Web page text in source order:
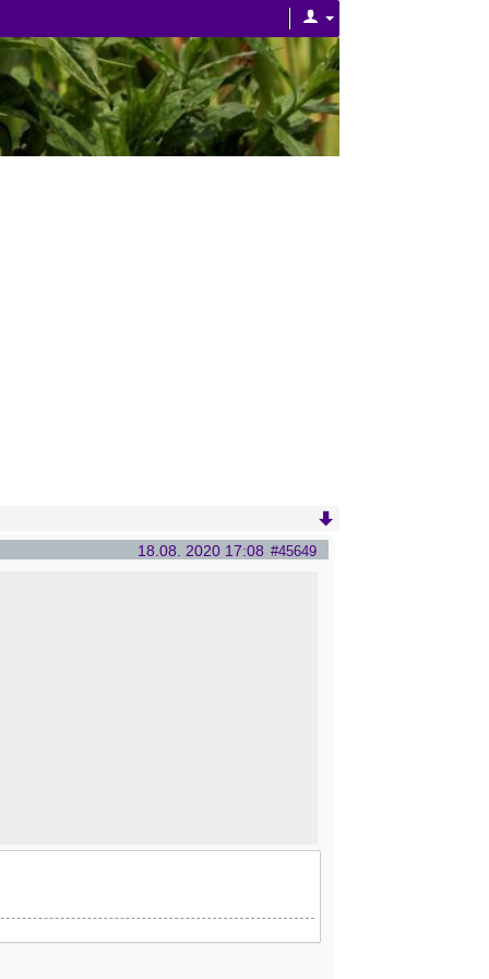
18.08. 2020 17:08 #45649